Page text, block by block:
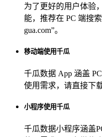
为了更好的用户体验
能，推荐在 PC 端搜
gua.com”。
移动端使用千瓜
千瓜数据 App 涵盖
使用需求，请直接下
小程序使用千瓜
千瓜数据小程序涵盖